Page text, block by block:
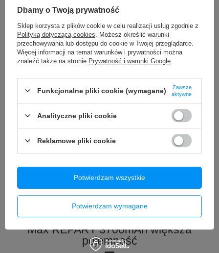
Galaxy S10 SM-G973 SERVICE PACK
89,90 zł
Bateria iPhone 13
mAh OEM Jakość
79,90 zł
najciekawsze pytania i odpowiedzi publikując
Zadaj pytanie
Opinie o Bateria do Apple iPhone XS
Max REPART 3700mAh większa
pojemność
Dbamy o Twoją prywatność
Sklep korzysta z plików cookie w celu realizacji usług zgodnie z
Polityką dotyczącą cookies . Możesz określić warunki
przechowywania lub dostępu do cookie w Twojej przeglądarce.
Więcej informacji na temat warunków i prywatności można
znaleźć także na stronie Prywatność i warunki Google
Funkcjonalne pliki cookie (wymagane)
Zawsze
aktywne
Analityczne pliki cookie
Reklamowe pliki cookie
Potwierdzam wymagane
Potwierdzam wszystkie